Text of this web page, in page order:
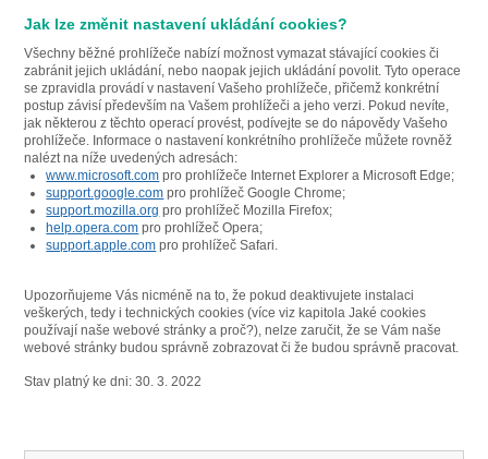
Jak lze změnit nastavení ukládání cookies?
Všechny běžné prohlížeče nabízí možnost vymazat stávající cookies či
zabránit jejich ukládání, nebo naopak jejich ukládání povolit. Tyto operace
se zpravidla provádí v nastavení Vašeho prohlížeče, přičemž konkrétní
postup závisí především na Vašem prohlížeči a jeho verzi. Pokud nevíte,
jak některou z těchto operací provést, podívejte se do nápovědy Vašeho
prohlížeče. Informace o nastavení konkrétního prohlížeče můžete rovněž
nalézt na níže uvedených adresách:
www.microsoft.com pro prohlížeče Internet Explorer a Microsoft Edge;
support.google.com pro prohlížeč Google Chrome;
support.mozilla.org pro prohlížeč Mozilla Firefox;
help.opera.com pro prohlížeč Opera;
support.apple.com pro prohlížeč Safari.
Upozorňujeme Vás nicméně na to, že pokud deaktivujete instalaci
veškerých, tedy i technických cookies (více viz kapitola Jaké cookies
používají naše webové stránky a proč?), nelze zaručit, že se Vám naše
webové stránky budou správně zobrazovat či že budou správně pracovat.
Stav platný ke dni: 30. 3. 2022